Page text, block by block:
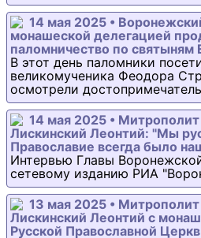
14 мая 2025 •
монашеской делегацией
паломничество по святыням
В этот день паломники
великомученика Феодора
осмотрели
14 мая 2025 •
Лискинский Леонтий: "Мы
Православие всегда было
Интервью Главы
сетевому изданию РИА
13 мая 2025 •
Лискинский Леонтий с
Русской Православной